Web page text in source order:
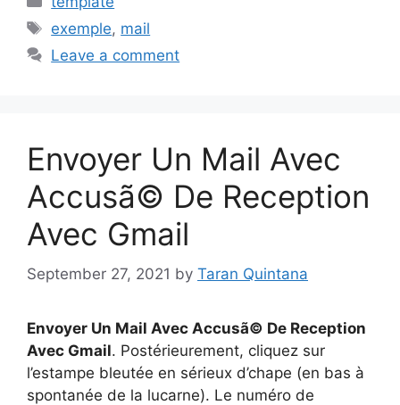
Tags
exemple, mail
Leave a comment
Envoyer Un Mail Avec
Accusã© De Reception
Avec Gmail
September 27, 2021 by Taran Quintana
Envoyer Un Mail Avec Accusã© De Reception
Avec Gmail. Postérieurement, cliquez sur
l’estampe bleutée en sérieux d’chape (en bas à
spontanée de la lucarne). Le numéro de